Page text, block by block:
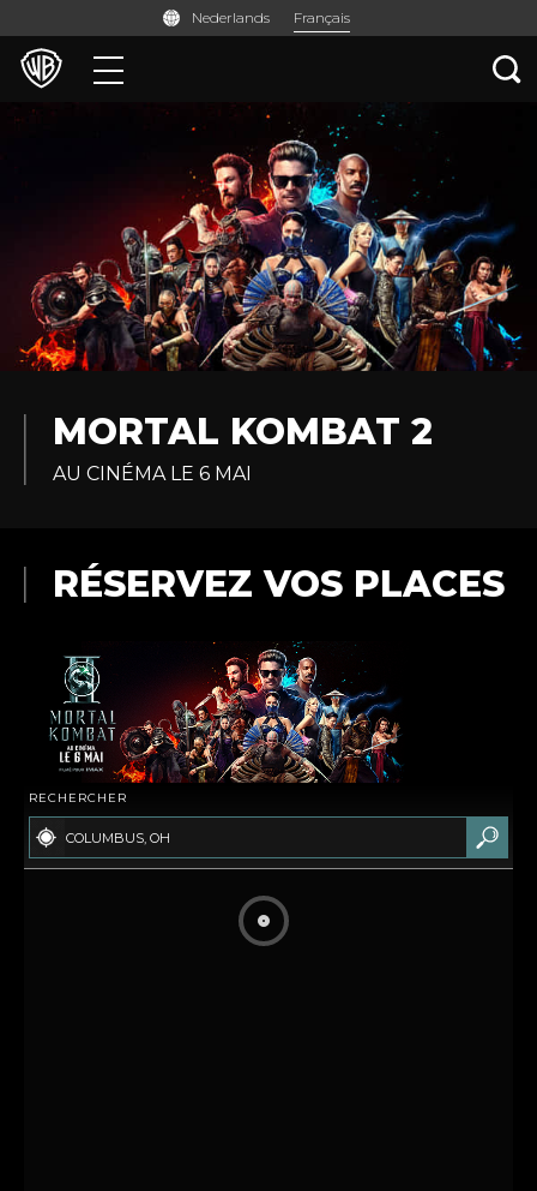
Nederlands Français
Films
Jeux et Applis
MORTAL KOMBAT 2
AU CINÉMA LE 6 MAI
RÉSERVEZ VOS PLACES
RECHERCHER